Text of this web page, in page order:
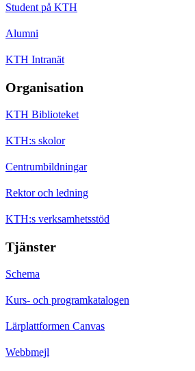
Student på KTH
Alumni
KTH Intranät
Organisation
KTH Biblioteket
KTH:s skolor
Centrumbildningar
Rektor och ledning
KTH:s verksamhetsstöd
Tjänster
Schema
Kurs- och programkatalogen
Lärplattformen Canvas
Webbmejl